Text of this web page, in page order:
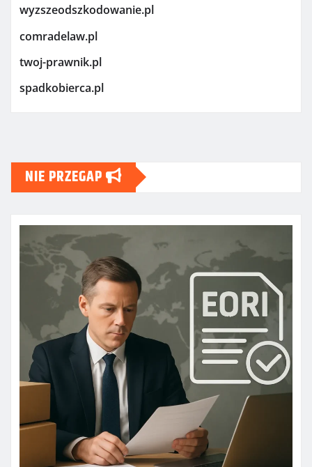
wyzszeodszkodowanie.pl
comradelaw.pl
twoj-prawnik.pl
spadkobierca.pl
NIE PRZEGAP